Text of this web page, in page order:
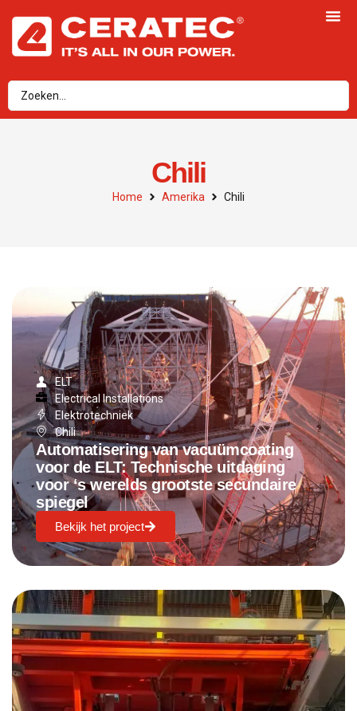
Chili
Home Amerika Chili
ELT
Electrical Installations
Elektrotechniek
Chili
Automatisering van vacuümcoating
voor de ELT: Technische uitdaging
voor ‘s werelds grootste secundaire
spiegel
Bekijk het project